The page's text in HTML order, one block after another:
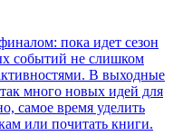
пока идет сезон
событий не слишком
В выходные
много новых идей для
самое время уделить
или почитать книги.